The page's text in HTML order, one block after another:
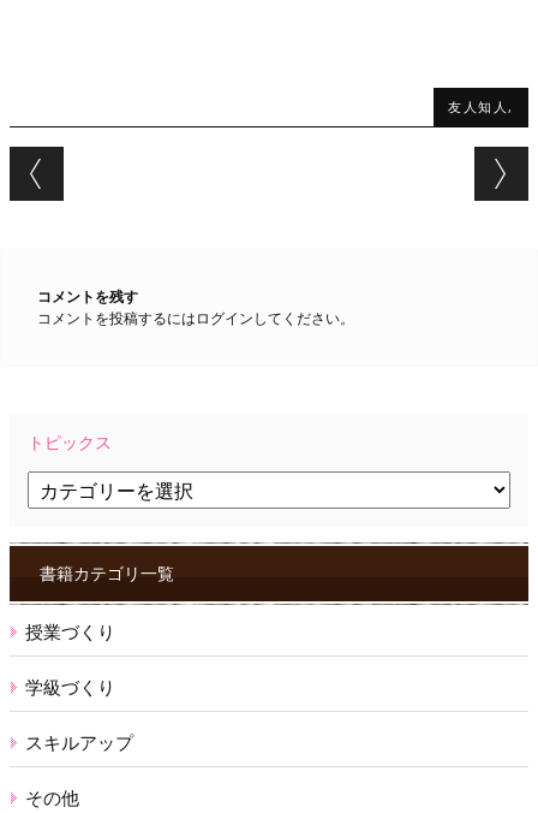
友人知人,
Post navigation
コメントを残す
コメントを投稿するには ログイン してください。
トピックス
ク
ス書籍カテゴリ一覧
授業づくり
学級づくり
スキルアップ
その他